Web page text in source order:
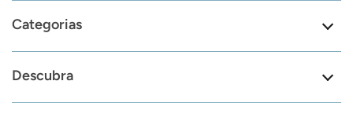
Categorias
Descubra